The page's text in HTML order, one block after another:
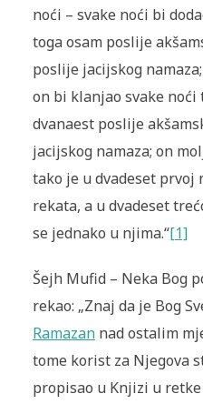
noći – svake noći bi
toga osam poslije
poslije jacijskog
on bi klanjao svake
dvanaest poslije
jacijskog namaza; on
tako je u dvadeset
rekata, a u dvadeset
se jednako u njima.“[1]
Šejh Mufid – Neka Bog
rekao: „Znaj da je Bog
Ramazannad ostalim
tome korist za Njegova
propisao u Knjizi u